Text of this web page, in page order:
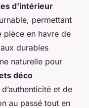
d'intérieur
permettant
en havre de
durables
naturelle pour
déco
et de
au passé tout en